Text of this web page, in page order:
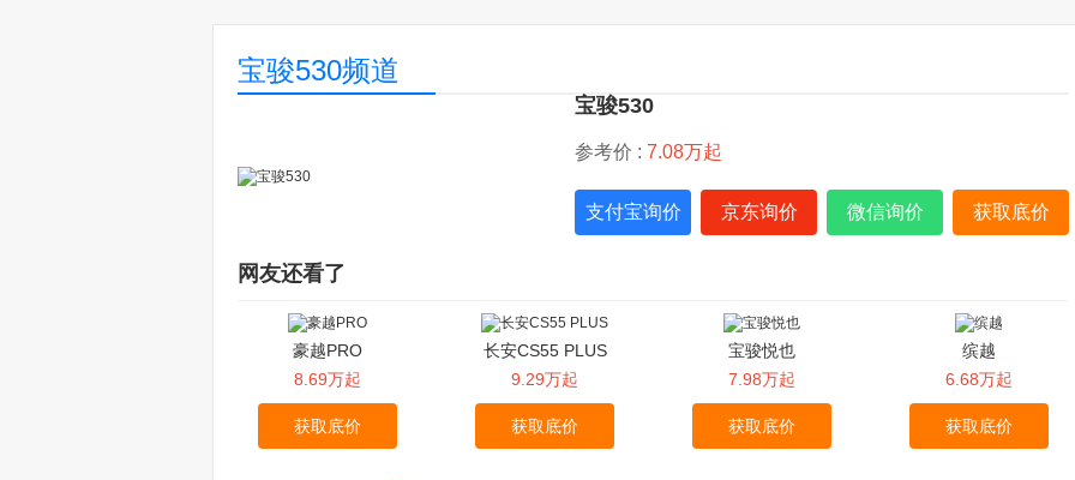
宝骏530频道
宝骏530
参考价 : 7.08万起
支付宝询价 京东询价 微信询价 获取底价
网友还看了
豪越PRO
8.69万起
获取底价
长安CS55 PLUS
9.29万起
获取底价
宝骏悦也
7.98万起
获取底价
缤越
6.68万起
获取底价